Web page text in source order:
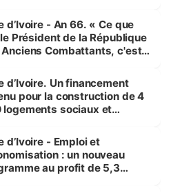
d’Ivoire - An 66. « Ce que
Président de la République
Combattants, c'est
d’Ivoire. Un financement
pour la construction de 4
logements sociaux et
d’Ivoire - Emploi et
: un nouveau
au profit de 5,3